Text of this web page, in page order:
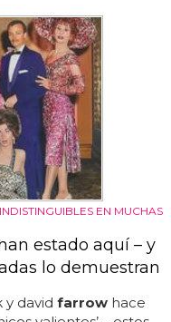
EN MUCHAS
estado aquí – y
lo demuestran
y david farrow hace